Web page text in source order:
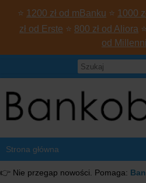
⭐ 1200 zł od mBanku ⭐ 1000
zł od Erste ⭐ 800 zł od Aliora ⭐
od
👉 Nie przegap nowości. Pomaga: